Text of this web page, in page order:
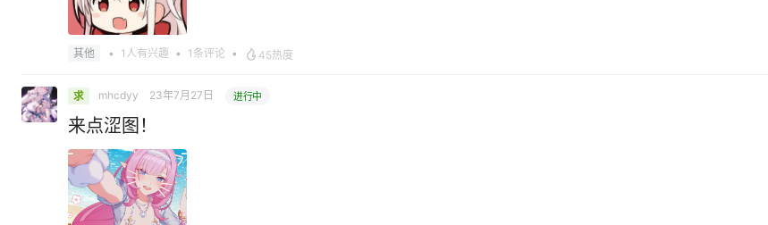
其他 • 1人有兴趣 • 1条评论 • 45热度
求 mhcdyy 23年7月27日 进行中
来点涩图！